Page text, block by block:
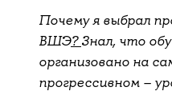
Почему я выбрал
ВШЭ?Знал, что
организовано на
прогрессивном –